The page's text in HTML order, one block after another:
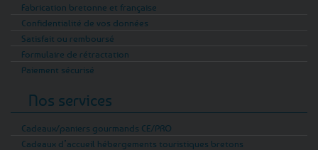
Fabrication bretonne et française
Confidentialité de vos données
Satisfait ou remboursé
Formulaire de rétractation
Paiement sécurisé
Nos services
Cadeaux/paniers gourmands CE/PRO
Cadeaux d’accueil hébergements touristiques bretons